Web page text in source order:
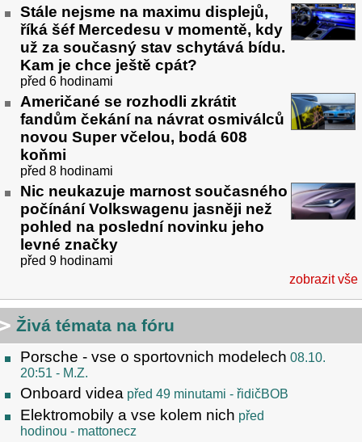
Stále nejsme na maximu displejů,
říká šéf Mercedesu v momentě, kdy
už za současný stav schytává bídu.
Kam je chce ještě cpát?
před 6 hodinami
Američané se rozhodli zkrátit
fandům čekání na návrat osmiválců
novou Super včelou, bodá 608
koňmi
před 8 hodinami
Nic neukazuje marnost současného
počínání Volkswagenu jasněji než
pohled na poslední novinku jeho
levné značky
před 9 hodinami
zobrazit vše
Živá témata na fóru
Porsche - vse o sportovnich modelech 08.10.
20:51 - M.Z.
Onboard videa před 49 minutami - řidičBOB
Elektromobily a vse kolem nich před
hodinou - mattonecz